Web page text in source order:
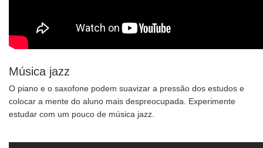
Música jazz
O piano e o saxofone podem suavizar a pressão dos estudos e
colocar a mente do aluno mais despreocupada. Experimente
estudar com um pouco de música jazz.